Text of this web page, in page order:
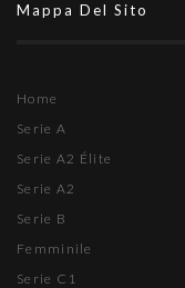
Mappa Del Sito
Home
Serie A
Serie A2 Élite
Serie A2
Serie B
Femminile
Serie C1